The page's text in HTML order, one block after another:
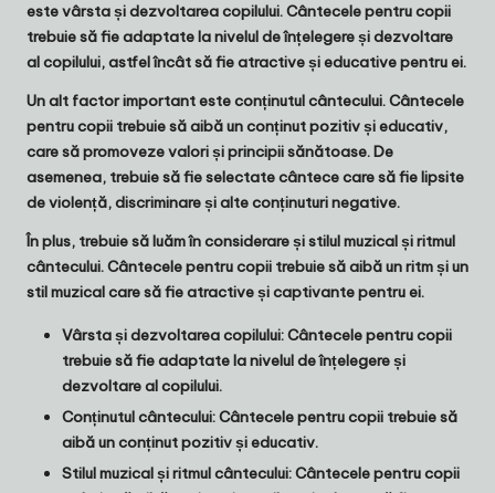
este vârsta și dezvoltarea copilului. Cântecele pentru copii
trebuie să fie adaptate la nivelul de înțelegere și dezvoltare
al copilului, astfel încât să fie atractive și educative pentru ei.
Un alt factor important este conținutul cântecului. Cântecele
pentru copii trebuie să aibă un conținut pozitiv și educativ,
care să promoveze valori și principii sănătoase. De
asemenea, trebuie să fie selectate cântece care să fie lipsite
de violență, discriminare și alte conținuturi negative.
În plus, trebuie să luăm în considerare și stilul muzical și ritmul
cântecului. Cântecele pentru copii trebuie să aibă un ritm și un
stil muzical care să fie atractive și captivante pentru ei.
Vârsta și dezvoltarea copilului: Cântecele pentru copii
trebuie să fie adaptate la nivelul de înțelegere și
dezvoltare al copilului.
Conținutul cântecului: Cântecele pentru copii trebuie să
aibă un conținut pozitiv și educativ.
Stilul muzical și ritmul cântecului: Cântecele pentru copii